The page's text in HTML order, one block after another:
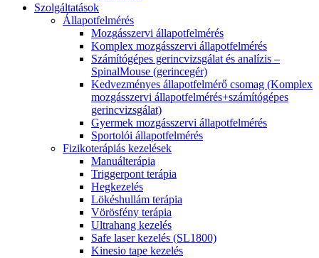
Szolgáltatások
Állapotfelmérés
Mozgásszervi állapotfelmérés
Komplex mozgásszervi állapotfelmérés
Számítógépes gerincvizsgálat és analízis –
SpinalMouse (gerincegér)
Kedvezményes állapotfelmérő csomag (Komplex
mozgásszervi állapotfelmérés+számítógépes
gerincvizsgálat)
Gyermek mozgásszervi állapotfelmérés
Sportolói állapotfelmérés
Fizikoterápiás kezelések
Manuálterápia
Triggerpont terápia
Hegkezelés
Lökéshullám terápia
Vörösfény terápia
Ultrahang kezelés
Safe laser kezelés (SL1800)
Kinesio tape kezelés